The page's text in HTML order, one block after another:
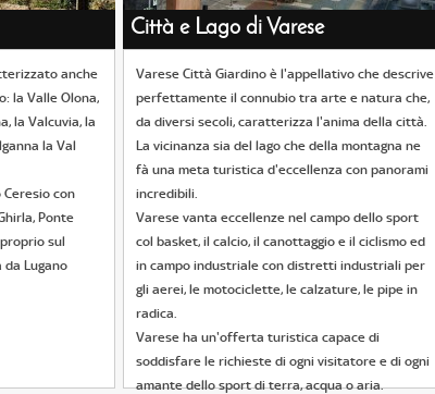
Città e Lago di Varese
anche
la Valle Olona,
la Valcuvia, la
la Val
con
Ponte
sul
Lugano
Varese Città Giardino è l'appellativo che descrive
perfettamente il connubio tra arte e natura che,
da diversi secoli, caratterizza l'anima della città.
La vicinanza sia del lago che della montagna ne
fà una meta turistica d'eccellenza con panorami
incredibili.
Varese vanta eccellenze nel campo dello sport
col basket, il calcio, il canottaggio e il ciclismo ed
in campo industriale con distretti industriali per
gli aerei, le motociclette, le calzature, le pipe in
radica.
Varese ha un'offerta turistica capace di
soddisfare le richieste di ogni visitatore e di ogni
amante dello sport di terra, acqua o aria.